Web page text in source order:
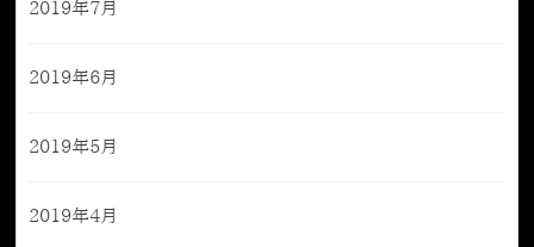
2019年7月
2019年6月
2019年5月
2019年4月